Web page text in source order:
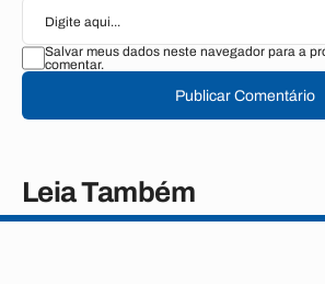
Salvar meus dados neste navegador para a
comentar.
Publicar Comentário
Leia Também